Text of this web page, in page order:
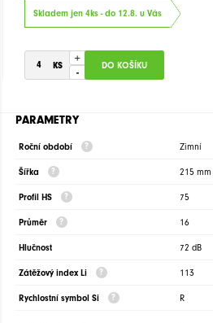
Skladem jen 4ks - do 12.8. u Vás
+
-
PARAMETRY
Roční období Zimní
Šířka 215 mm
Profil HS 75
Průměr 16
Hlučnost 72 dB
Zátěžový index Li 113
Rychlostní symbol Si R